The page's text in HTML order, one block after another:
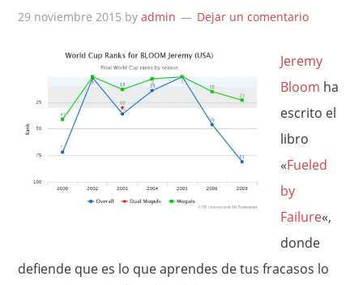
29 noviembre 2015 byadmin Dejar un comentario
Jeremy
Bloom ha
escrito el
libro
«Fueled
by
Failure«,
donde
defiende que es lo que aprendes de tus fracasos lo